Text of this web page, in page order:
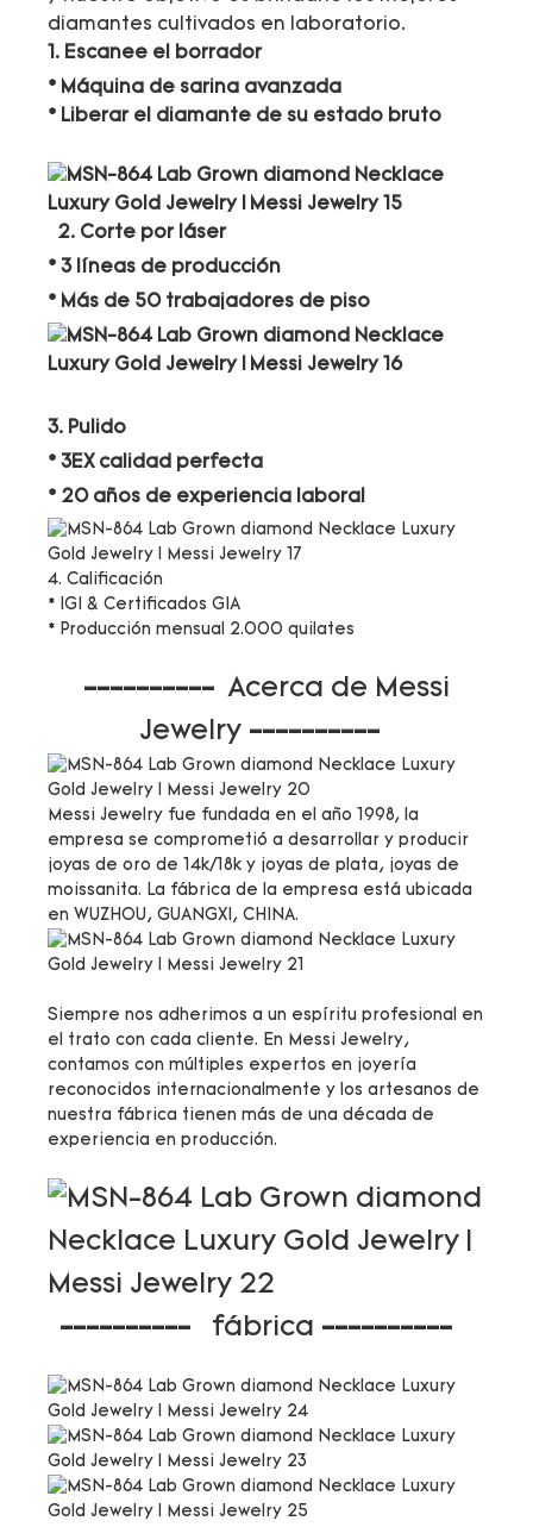
diamantes cultivados en laboratorio.
1. Escanee el borrador
* Máquina de sarina avanzada
* Liberar el diamante de su estado bruto
2. Corte por láser
* 3 líneas de producción
* Más de 50 trabajadores de piso
3. Pulido
* 3EX calidad perfecta
* 20 años de experiencia laboral
4. Calificación
* IGI & Certificados GIA
* Producción mensual 2.000 quilates
---------- Acerca de Messi
Jewelry ----------
Messi Jewelry fue fundada en el año 1998, la
empresa se comprometió a desarrollar y producir
joyas de oro de 14k/18k y joyas de plata, joyas de
moissanita. La fábrica de la empresa está ubicada
en WUZHOU, GUANGXI, CHINA.
Siempre nos adherimos a un espíritu profesional en
el trato con cada cliente. En Messi Jewelry,
contamos con múltiples expertos en joyería
reconocidos internacionalmente y los artesanos de
nuestra fábrica tienen más de una década de
experiencia en producción.
---------- fábrica ----------